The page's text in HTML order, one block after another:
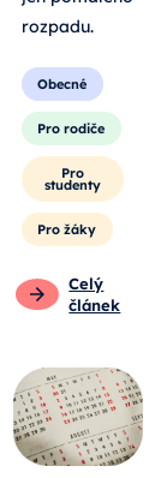
rozpadu.
Obecné
Pro rodiče
Pro
studenty
Pro žáky
Celý
článek